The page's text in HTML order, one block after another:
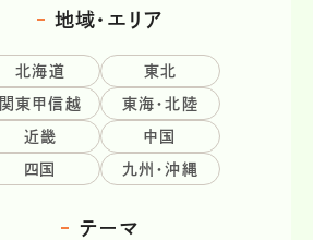
地域・エリア
北海道 東北
関東甲信越 東海・北陸
近畿 中国
四国 九州・沖縄
テーマ